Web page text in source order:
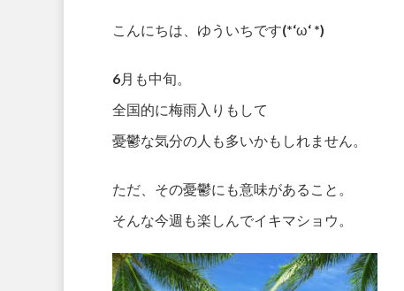
こんにちは、ゆういちです(*‘ω‘ *)
6月も中旬。
全国的に梅雨入りもして
憂鬱な気分の人も多いかもしれません。
ただ、その憂鬱にも意味があること。
そんな今週も楽しんでイキマショウ。